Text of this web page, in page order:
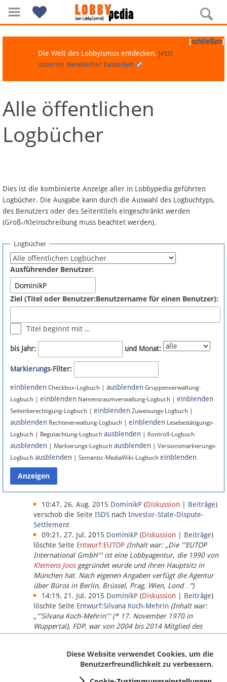
Navigation
Über Lobbypedia
Artikel nach Kategorien
FAQ
Fördermitglied werden
Fehler melden
Newsletter
Bluesky
Facebook
Instagram
Anmelden
Datenschutz
Über Lobbypedia
Impressum
[schließen]
Die Welt des Lobbyismus entdecken. Jetzt
unseren Newsletter bestellen.
Alle öffentlichen
Logbücher
Dies ist die kombinierte Anzeige aller in Lobbypedia geführten
Logbücher. Die Ausgabe kann durch die Auswahl des Logbuchtyps,
des Benutzers oder des Seitentitels eingeschränkt werden
(Groß-/Kleinschreibung muss beachtet werden).
Logbücher
Ausführender Benutzer:
Ziel (Titel oder Benutzer:Benutzername für einen Benutzer):
Titel beginnt mit …
bis Jahr: und Monat:
Markierungs-Filter:
einblenden Checkbox-Logbuch | ausblenden Gruppenverwaltung-
Logbuch | einblenden Namensraumverwaltung-Logbuch | einblenden
Seitenberechtigung-Logbuch | einblenden Zuweisungs-Logbuch |
ausblenden Rechteverwaltung-Logbuch | einblenden Lesebestätigungs-
Logbuch | Begutachtung-Logbuch ausblenden | Kontroll-Logbuch
ausblenden | Markierungs-Logbuch ausblenden | Versionsmarkierungs-
Logbuch ausblenden | Semantic-MediaWiki-Logbuch einblenden
10:47, 26. Aug. 2015 DominikP (Diskussion Beiträge)
verschob die Seite ISDS nach Investor-State-Dispute-
Settlement
09:21, 27. Jul. 2015 DominikP (Diskussion Beiträge)
löschte Seite Entwurf:EUTOP (Inhalt war: „Die '''EUTOP
International GmbH''' ist eine Lobbyagentur, die 1990 von
Klemens Joosgegründet wurde und ihren Hauptsitz in
München hat. Nach eigenen Angaben verfügt die Agentur
über Büros in Berlin, Brüssel, Prag, Wien, Lond…“)
14:19, 21. Jul. 2015 DominikP (Diskussion Beiträge)
löschte Seite Entwurf:Silvana Koch-Mehrin (Inhalt war:
„'''Silvana Koch-Mehrin''' (* 17. November 1970 in
Wuppertal), FDP, war von 2004 bis 2014 Mitglied des
Europäischen Parlaments, seit November 2014 ist sie für
Diese Website verwendet Cookies, um die
Benutzerfreundlichkeit zu verbessern.